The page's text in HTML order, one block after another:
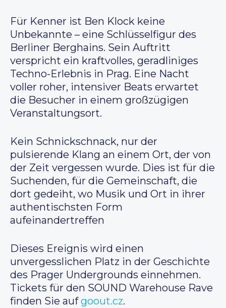
Für Kenner ist Ben Klock keine
Unbekannte – eine Schlüsselfigur des
Berliner Berghains. Sein Auftritt
verspricht ein kraftvolles, geradliniges
Techno-Erlebnis in Prag. Eine Nacht
voller roher, intensiver Beats erwartet
die Besucher in einem großzügigen
Veranstaltungsort.
Kein Schnickschnack, nur der
pulsierende Klang an einem Ort, der von
der Zeit vergessen wurde. Dies ist für die
Suchenden, für die Gemeinschaft, die
dort gedeiht, wo Musik und Ort in ihrer
authentischsten Form
aufeinandertreffen
Dieses Ereignis wird einen
unvergesslichen Platz in der Geschichte
des Prager Undergrounds einnehmen.
Tickets für den SOUND Warehouse Rave
finden Sie aufgoout.cz.